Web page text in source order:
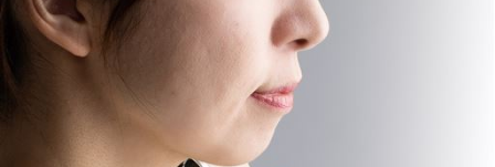
メンズ下着
ジュニア・ティーンズ下着
メンズファッション
メンズ下着
家電・雑貨すべて
キッチン・雑貨・日用品
寝具・インテリア・家具
寝具・インテリア・家具通販すべて
家具・収納
美容・健康
美容・健康通販すべて
制服・スクール
ジュニア・ティーンズ下着
メンズ下着
家電
キッチン・雑貨・日用品
寝具・インテリア・家具通販すべて
寝具・ベッド
美容・健康
美容・健康通販すべて
美容・健康・サプリメント
制服・スクール
制服・スクールすべて
大きいサイズ